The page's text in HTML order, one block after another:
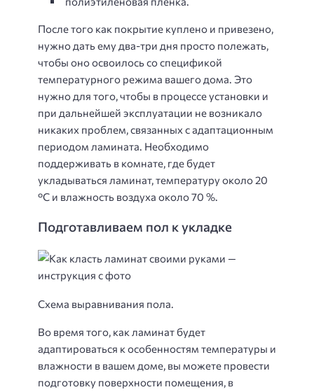
После того как покрытие куплено и привезено,
нужно дать ему два-три дня просто полежать,
чтобы оно освоилось со спецификой
температурного режима вашего дома. Это
нужно для того, чтобы в процессе установки и
при дальнейшей эксплуатации не возникало
никаких проблем, связанных с адаптационным
периодом ламината. Необходимо
поддерживать в комнате, где будет
укладываться ламинат, температуру около 20
°С и влажность воздуха около 70 %.
Подготавливаем пол к укладке
Схема выравнивания пола.
Во время того, как ламинат будет
адаптироваться к особенностям температуры и
влажности в вашем доме, вы можете провести
подготовку поверхности помещения, в